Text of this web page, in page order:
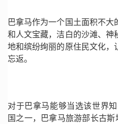
巴拿马作为一个国土面积不
和人文宝藏，洁白的沙滩、神
地和缤纷绚丽的原住民文化
忘返。
对于巴拿马能够当选该世界
国之一，巴拿马旅游部长古斯